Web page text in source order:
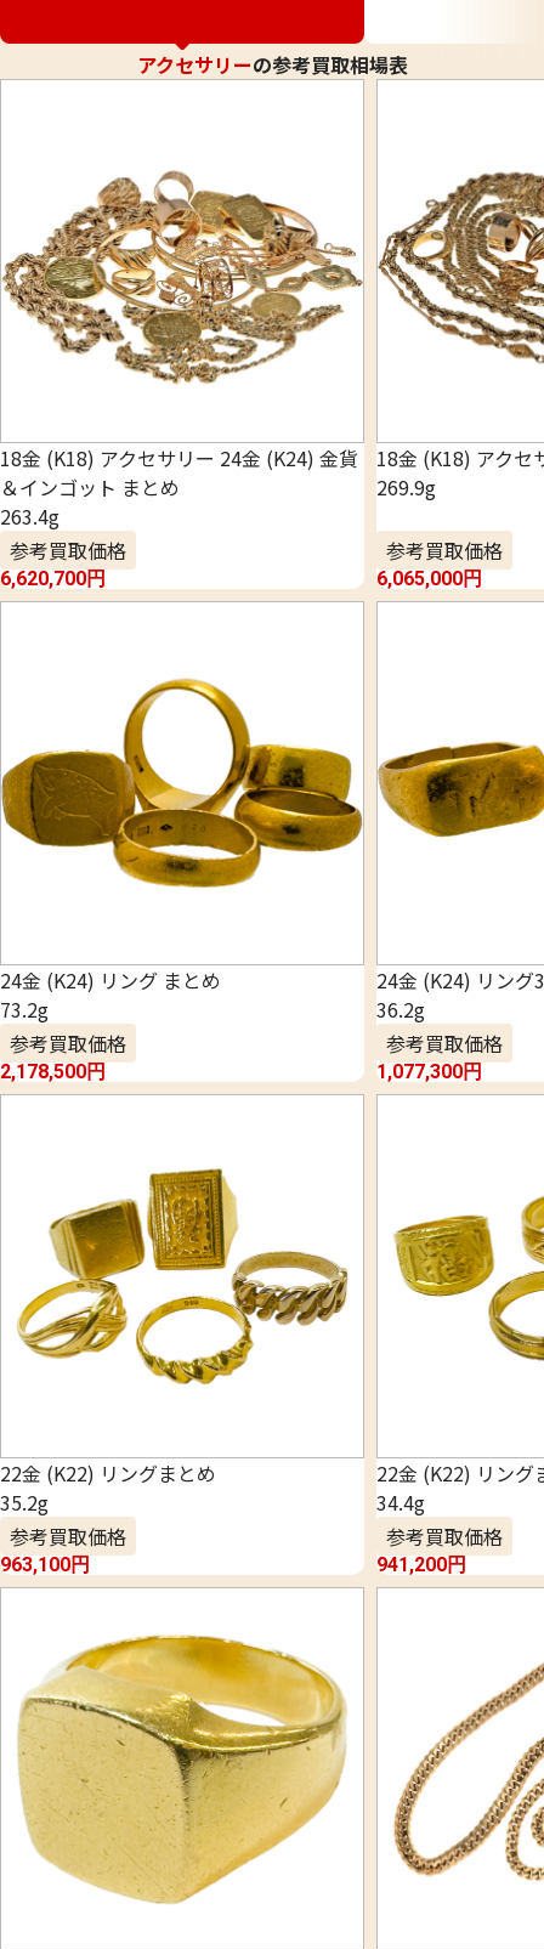
アクセサリーの参考買取相場表
18金 (K18) アクセサリー 24金 (K24) 金貨
＆インゴット まとめ
263.4g
参考買取価格
6,620,700円
18金 (K18) アクセ
269.9g
参考買取価格
6,065,000円
24金 (K24) リング まとめ
73.2g
参考買取価格
2,178,500円
24金 (K24) リング
36.2g
参考買取価格
1,077,300円
22金 (K22) リングまとめ
35.2g
参考買取価格
963,100円
22金 (K22) リング
34.4g
参考買取価格
941,200円